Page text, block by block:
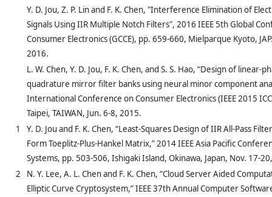
Y. D. Jou, Z. P. Lin and F. K. Chen, "Interference Elimination of
Signals Using IIR Multiple Notch Filters", 2016 IEEE 5th Global
Consumer Electronics (GCCE), pp. 659-660, Mielparque Kyoto,
2016.
L. W. Chen, Y. D. Jou, F. K. Chen, and S. S. Hao, “Design of linear-
quadrature mirror filter banks using neural minor component
International Conference on Consumer Electronics (IEEE 2015
Taipei, TAIWAN, Jun. 6-8, 2015.
1
Y. D. Jou and F. K. Chen, “Least-Squares Design of IIR All-Pass
Form Toeplitz-Plus-Hankel Matrix,” 2014 IEEE Asia Pacific
Systems, pp. 503-506, Ishigaki Island, Okinawa, Japan, Nov. 17-
2
N. Y. Lee, A. L. Chen and F. K. Chen, “Cloud Server Aided
Elliptic Curve Cryptosystem,” IEEE 37th Annual Computer